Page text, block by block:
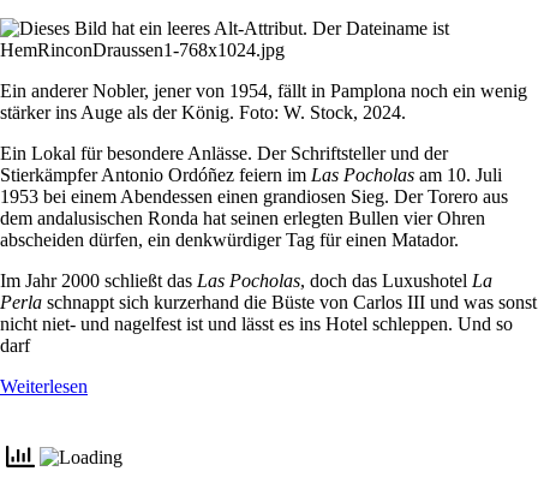
Ein anderer Nobler, jener von 1954, fällt in Pamplona noch ein wenig
stärker ins Auge als der König. Foto: W. Stock, 2024.
Ein Lokal für besondere Anlässe. Der Schriftsteller und der
Stierkämpfer Antonio Ordóñez feiern im Las Pocholas am 10. Juli
1953 bei einem Abendessen einen grandiosen Sieg. Der Torero aus
dem andalusischen Ronda hat seinen erlegten Bullen vier Ohren
abscheiden dürfen, ein denkwürdiger Tag für einen Matador.
Im Jahr 2000 schließt das Las Pocholas, doch das Luxushotel La
Perla schnappt sich kurzerhand die Büste von Carlos III und was sonst
nicht niet- und nagelfest ist und lässt es ins Hotel schleppen. Und so
darf
Weiterlesen